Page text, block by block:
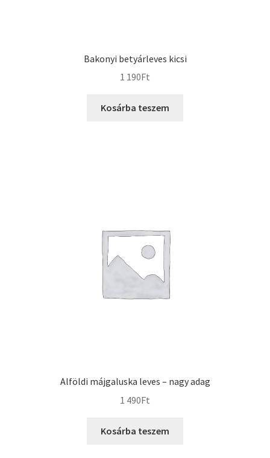
Bakonyi betyárleves kicsi
1 190Ft
Kosárba teszem
Alföldi májgaluska leves – nagy adag
1 490Ft
Kosárba teszem